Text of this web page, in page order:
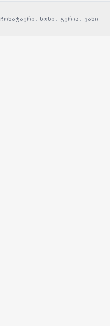
ჩოხატაური , ხონი , გურია , ვანი